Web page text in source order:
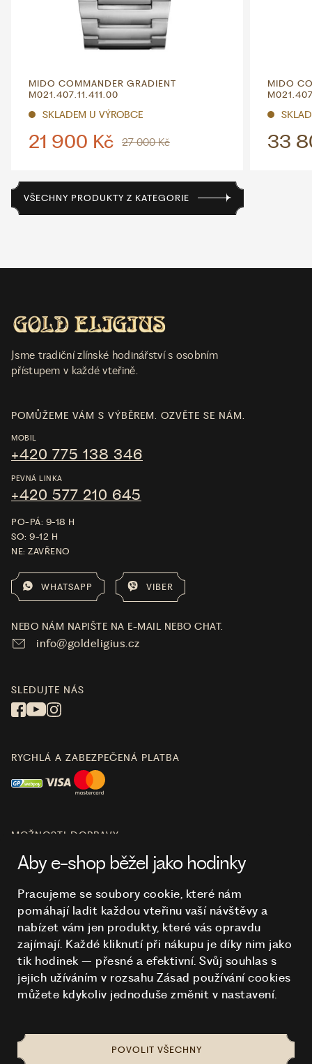
MIDO COMMANDER GRADIENT
M021.407.11.411.00
SKLADEM U VÝROBCE
21 900 Kč 27 000 Kč
MIDO
33
VŠECHNY PRODUKTY Z KATEGORIE
Jsme tradiční zlínské hodinářství s osobním
přístupem v každé vteřině.
O NÁKUPU
HODINKY
POMŮŽEME VÁM S VÝBĚREM. OZVĚTE SE NÁM.
MOBIL
+420 775 138 346
PEVNÁ LINKA
+420 577 210 645
PO-PÁ: 9-18 H
SO: 9-12 H
NE: ZAVŘENO
WHATSAPP VIBER
NEBO NÁM NAPIŠTE NA E-MAIL NEBO CHAT.
info@goldeligius.cz
SLEDUJTE NÁS
RYCHLÁ A ZABEZPEČENÁ PLATBA
MOŽNOSTI DOPRAVY
Aby e-shop běžel jako hodinky
Pracujeme se soubory cookie, které nám
pomáhají ladit každou vteřinu vaší návštěvy a
nabízet vám jen produkty, které vás opravdu
zajímají. Každé kliknutí při nákupu je díky nim jako
tik hodinek – přesné a efektivní. Svůj souhlas s
jejich užíváním v rozsahu Zásad používání cookies
můžete kdykoliv jednoduše změnit v nastavení.
POVOLIT VŠECHNY